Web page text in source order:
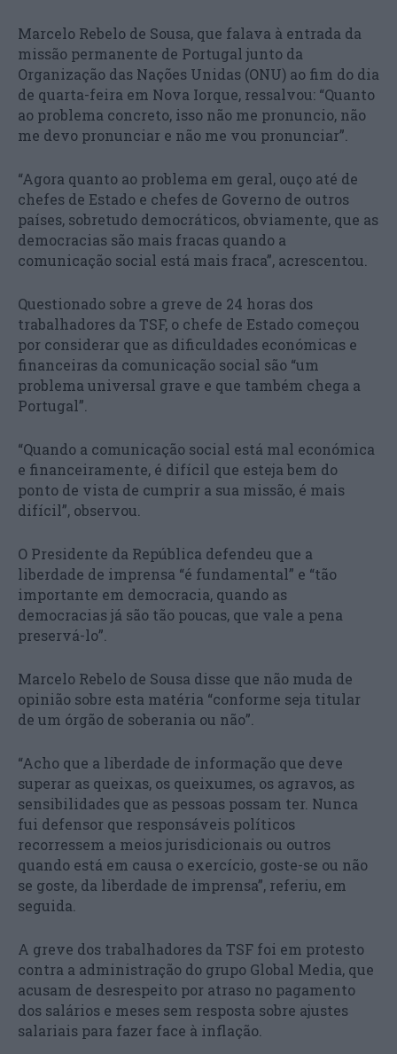
Marcelo Rebelo de Sousa, que falava à entrada da
missão permanente de Portugal junto da
Organização das Nações Unidas (ONU) ao fim do dia
de quarta-feira em Nova Iorque, ressalvou: “Quanto
ao problema concreto, isso não me pronuncio, não
me devo pronunciar e não me vou pronunciar”.
“Agora quanto ao problema em geral, ouço até de
chefes de Estado e chefes de Governo de outros
países, sobretudo democráticos, obviamente, que as
democracias são mais fracas quando a
comunicação social está mais fraca”, acrescentou.
Questionado sobre a greve de 24 horas dos
trabalhadores da TSF, o chefe de Estado começou
por considerar que as dificuldades económicas e
financeiras da comunicação social são “um
problema universal grave e que também chega a
Portugal”.
“Quando a comunicação social está mal económica
e financeiramente, é difícil que esteja bem do
ponto de vista de cumprir a sua missão, é mais
difícil”, observou.
O Presidente da República defendeu que a
liberdade de imprensa “é fundamental” e “tão
importante em democracia, quando as
democracias já são tão poucas, que vale a pena
preservá-lo”.
Marcelo Rebelo de Sousa disse que não muda de
opinião sobre esta matéria “conforme seja titular
de um órgão de soberania ou não”.
“Acho que a liberdade de informação que deve
superar as queixas, os queixumes, os agravos, as
sensibilidades que as pessoas possam ter. Nunca
fui defensor que responsáveis políticos
recorressem a meios jurisdicionais ou outros
quando está em causa o exercício, goste-se ou não
se goste, da liberdade de imprensa”, referiu, em
seguida.
A greve dos trabalhadores da TSF foi em protesto
contra a administração do grupo Global Media, que
acusam de desrespeito por atraso no pagamento
dos salários e meses sem resposta sobre ajustes
salariais para fazer face à inflação.